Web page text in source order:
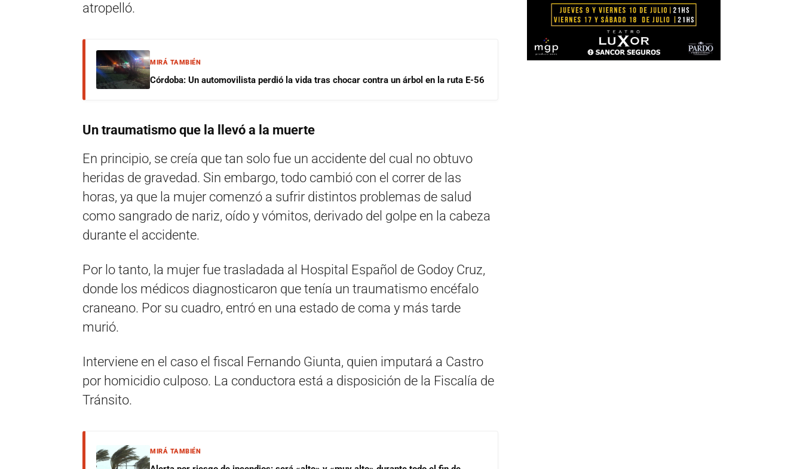
atropelló.
MIRÁ TAMBIÉN
Córdoba: Un automovilista perdió la vida tras chocar contra un árbol en la ruta E-56
Un traumatismo que la llevó a la muerte
En principio, se creía que tan solo fue un accidente del cual no obtuvo
heridas de gravedad. Sin embargo, todo cambió con el correr de las
horas, ya que la mujer comenzó a sufrir distintos problemas de salud
como sangrado de nariz, oído y vómitos, derivado del golpe en la cabeza
durante el accidente.
Por lo tanto, la mujer fue trasladada al Hospital Español de Godoy Cruz,
donde los médicos diagnosticaron que tenía un traumatismo encéfalo
craneano. Por su cuadro, entró en una estado de coma y más tarde
murió.
Interviene en el caso el fiscal Fernando Giunta, quien imputará a Castro
por homicidio culposo. La conductora está a disposición de la Fiscalía de
Tránsito.
MIRÁ TAMBIÉN